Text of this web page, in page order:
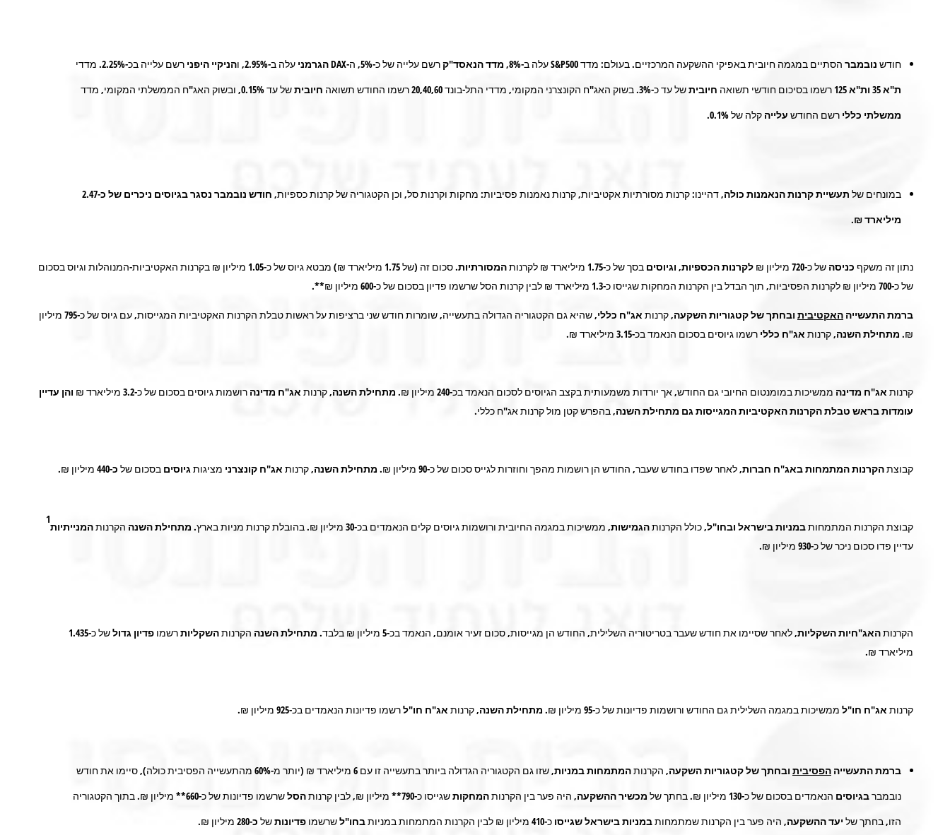
חודש נובמבר הסתיים במגמה חיובית באפיקי ההשקעה המרכזיים. בעולם: מדדS&P500עלה ב-8%
, מדד הנאסד"קרשם עלייה של כ-5%, ה-DAXהגרמני עלה ב-2.95%, והניקיי היפני רשם עלייה בכ-2.25%. מדדי
ת"א 35
ות"א 125 רשמו בסיכום חודשי תשואה חיוביתשל עד כ-3%. בשוק האג"ח הקונצרני המקומי, מדדי התל-בונד20,40,60רשמו החודש תשואה חיוביתשל עד0.15%, ובשוק האג"ח הממשלתי המקומי, מדד
ממשלתי כללי רשם החודש עלייה קלה של 0.1%
.
במונחים של תעשיית קרנות הנאמנות כולה,דהיינו: קרנות מסורתיות אקטיביות, קרנות נאמנות פסיביות: מחקות וקרנות סל, וכן הקטגוריה של קרנות כספיות,
חודש נובמבר נסגר בגיוסים ניכרים של כ-2.47
מיליארד ₪.
נתון זה משקף כניסה של כ-720 מיליון ₪ לקרנות הכספיות, וגיוסים בסך של כ-1.75 מיליארד ₪ לקרנותהמסורתיות.סכום זה (של 1.75 מיליארד ₪) מבטא גיוס של כ- 1.05 מיליון ₪ בקרנות האקטיביות-המנוהלות וגיוס בסכום
של כ-700 מיליון ₪ לקרנות הפסיביות, תוך הבדל בין הקרנות המחקות שגייסו כ-1.3 מיליארד ₪ לבין קרנות הסל שרשמו פדיון בסכום של כ-600 מיליון ₪**.
ברמת התעשייה האקטיבית ובחתך של קטגוריות השקעה,קרנות אג"ח כללי, שהיא גם הקטגוריה הגדולה בתעשייה, שומרות חודש שני ברציפות על ראשות טבלת הקרנות האקטיביות המגייסות, עם גיוס של כ-795 מיליון
₪. מתחילת השנה, קרנות אג"ח כללי רשמו גיוסים בסכום הנאמד בכ-3.15 מיליארד ₪.
קרנות אג"ח מדינה ממשיכות במומנטום החיובי גם החודש, אך יורדות משמעותית בקצב הגיוסים לסכום הנאמד בכ-240 מיליון ₪. מתחילת השנה,קרנות אג"ח מדינה רושמות גיוסים בסכום של כ-3.2 מיליארד ₪ והן עדיין
עומדות בראש טבלת הקרנות האקטיביות המגייסות גם מתחילת השנה,בהפרש קטן מול קרנות אג"ח כללי.
קבוצתהקרנות המתמחות באג"ח חברות,לאחר שפדו בחודש שעבר, החודש הן רושמות מהפך וחוזרות לגייס סכום של כ-90 מיליון ₪. מתחילת השנה,קרנות אג"ח קונצרני מציגותגיוסים בסכום של כ-440 מיליון ₪.
קבוצת הקרנות המתמחותבמניות בישראל ובחו"ל,כולל הקרנותהגמישות, ממשיכות במגמה החיובית ורושמות גיוסים קלים הנאמדים בכ-30 מיליון ₪. בהובלת קרנות מניות בארץ. מתחילת השנה הקרנותהמנייתיות
1
עדיין פדו סכום ניכר של כ-930 מיליון ₪.
הקרנותהאג"חיות השקליות, לאחר שסיימו את חודש שעבר בטריטוריה השלילית, החודש הן מגייסות, סכום זעיר אומנם, הנאמד בכ-5 מיליון ₪ בלבד. מתחילת השנה הקרנותהשקליותרשמו פדיון גדולשל כ-1.435
מיליארד ₪.
קרנות אג"ח חו"ל ממשיכות במגמה השלילית גם החודש ורושמות פדיונות של כ-95 מיליון ₪. מתחילת השנה,קרנות אג"ח חו"לרשמו פדיונות הנאמדים בכ-925 מיליון ₪.
ברמת התעשייה הפסיבית ובחתך של קטגוריות השקעה, הקרנותהמתמחות במניות, שזו גם הקטגוריה הגדולה ביותר בתעשייה זו עם 6
מיליארד ₪ (יותר מ-60% מהתעשייה הפסיבית כולה), סיימו את חודש
נובמברבגיוסים הנאמדים בסכום של כ-130 מיליון ₪. בחתך של מכשיר ההשקעה, היה פער בין הקרנותהמחקותשגייסו כ-790** מיליון ₪, לבין קרנותהסלשרשמו פדיונות של כ-660** מיליון ₪.בתוך הקטגוריה
הזו, בחתך של יעד ההשקעה, היה פער בין הקרנות שמתמחותבמניותבישראל שגייסו כ-410 מיליון ₪ לבין הקרנות המתמחות במניותבחו"לשרשמו פדיונותשל כ-280
מיליון ₪.